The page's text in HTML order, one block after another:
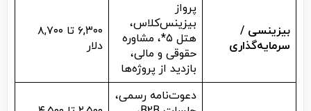
بیزینسی /
سرمایه‌گذاری
پرواز
بیزینس‌کلاس،
هتل ۵*، مشاوره
حقوقی و مالی،
بازدید از پروژه‌ها
۶,۳۰۰ تا ۸,۷۰۰
دلار
دعوت‌نامه رسمی،